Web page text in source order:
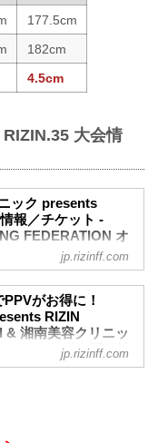
177.5cm
182cm
4.5cm
大会情
ック presents
報／チケット -
FEDERATION オ
presents RIZIN
南美容クリニック
jp.rizinff.com
がお得に！
RIZIN
& 湘南美容クリニッ
放送・配信情
4月17日（日）に武蔵野
presents RIZIN
jp.rizinff.com